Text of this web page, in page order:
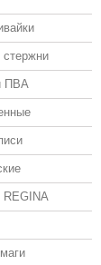
ПВА